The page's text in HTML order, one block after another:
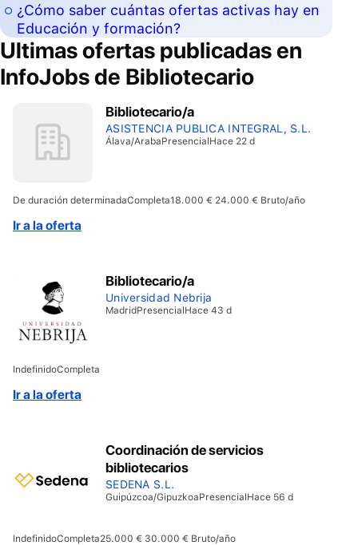
¿Cómo saber cuántas ofertas activas hay en
Educación y formación?
Ultimas ofertas publicadas en
InfoJobs de Bibliotecario
Bibliotecario/a
ASISTENCIA PUBLICA INTEGRAL, S.L.
Álava/ArabaPresencialHace 22 d
De duración determinadaCompleta18.000 € 24.000 € Bruto/año
Ir a la oferta
Bibliotecario/a
Universidad Nebrija
MadridPresencialHace 43 d
IndefinidoCompleta
Ir a la oferta
Coordinación de servicios
bibliotecarios
SEDENA S.L.
Guipúzcoa/GipuzkoaPresencialHace 56 d
IndefinidoCompleta25.000 € 30.000 € Bruto/año